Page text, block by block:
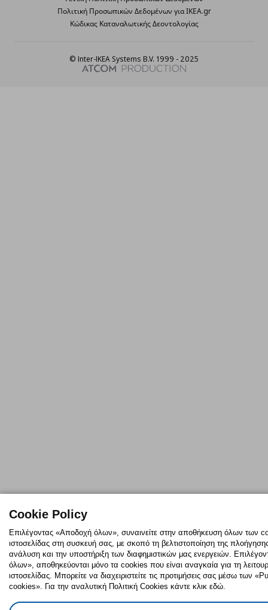
Πολιτική Προσωπικών Δεδομένων για ΙΚΕΑ.gr
Κώδικας Καταναλωτικής Δεοντολογίας
© Inter-IKEA Systems B.V. 1999 - 2025
Cookie Policy
Επιλέγοντας «Αποδοχή όλων», συναινείτε στην αποθήκευση όλων των
ιστοσελίδας στη συσκευή σας, με σκοπό τη βελτιστοποίηση της
ανάλυση και την υποστήριξη των διαφημιστικών μας ενεργειών.
όλων», αποθηκεύονται μόνο τα cookies που είναι αναγκαία για τη
ιστοσελίδας. Μπορείτε να διαχειριστείτε τις προτιμήσεις σας μέσω των
cookies». Για την αναλυτική Πολιτική Cookies κάντε κλικ εδώ.